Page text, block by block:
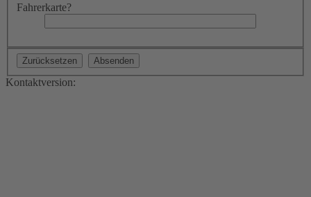
Fahrerkarte?
Kontaktversion: